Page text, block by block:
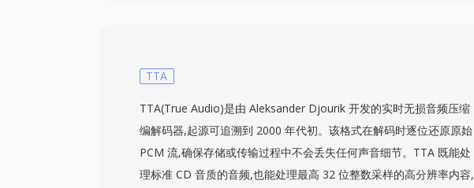
友仍然将APE视为首选的音频归档格式。
TTA
TTA(True Audio)是由 Aleksander Djourik 开发的实时无损音频压缩
编解码器,起源可追溯到 2000 年代初。该格式在解码时逐位还原原始
PCM 流,确保存储或传输过程中不会丢失任何声音细节。TTA 既能处
理标准 CD 音质的音频,也能处理最高 32 位整数采样的高分辨率内容,